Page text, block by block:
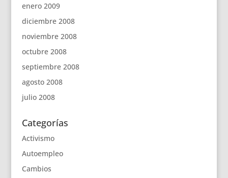
enero 2009
diciembre 2008
noviembre 2008
octubre 2008
septiembre 2008
agosto 2008
julio 2008
Categorías
Activismo
Autoempleo
Cambios